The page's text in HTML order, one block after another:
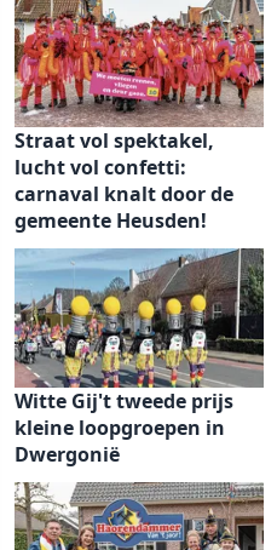
Straat vol spektakel,
lucht vol confetti:
carnaval knalt door de
gemeente Heusden!
Witte Gij't tweede prijs
kleine loopgroepen in
Dwergonië